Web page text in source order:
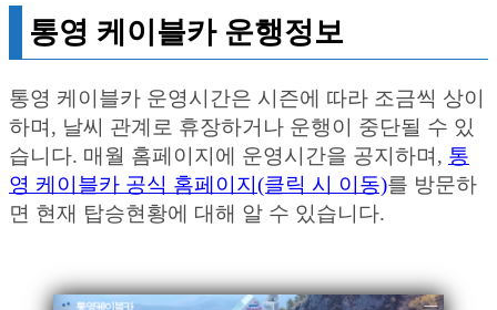
통영 케이블카 운행정보
통영 케이블카 운영시간은 시즌에 따라 조금씩 상이
하며, 날씨 관계로 휴장하거나 운행이 중단될 수 있
습니다. 매월 홈페이지에 운영시간을 공지하며, 통
영 케이블카 공식 홈페이지(클릭 시 이동)를 방문하
면 현재 탑승현황에 대해 알 수 있습니다.